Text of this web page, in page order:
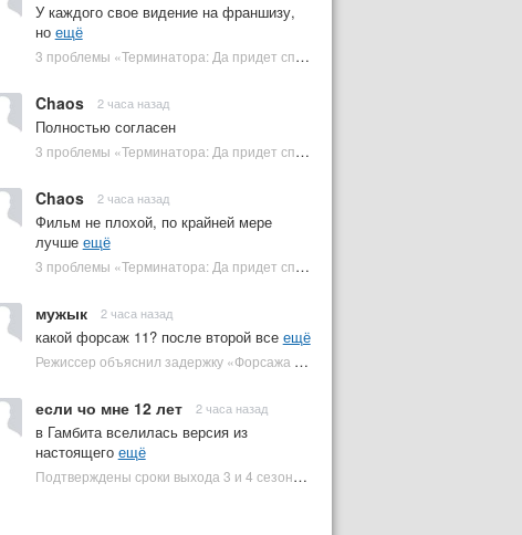
У каждого свое видение на франшизу,
но ещё
3 проблемы «Терминатора: Да придет спаситель», которые испортили фильм | Plugged In Ru
Chaos 2 часа назад
Полностью согласен
3 проблемы «Терминатора: Да придет спаситель», которые испортили фильм | Plugged In Ru
Chaos 2 часа назад
Фильм не плохой, по крайней мере
лучше ещё
3 проблемы «Терминатора: Да придет спаситель», которые испортили фильм | Plugged In Ru
мужык 2 часа назад
какой форсаж 11? после второй все ещё
Режиссер объяснил задержку «Форсажа 11» | Plugged In Ru
если чо мне 12 лет 2 часа назад
в Гамбита вселилась версия из
настоящего ещё
Подтверждены сроки выхода 3 и 4 сезонов «Людей Икс '97» | Plugged In Ru